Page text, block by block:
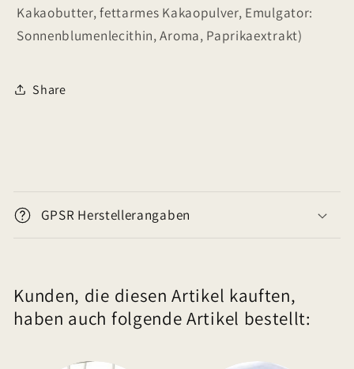
Kakaobutter, fettarmes Kakaopulver, Emulgator:
Sonnenblumenlecithin, Aroma, Paprikaextrakt)
Share
n
a
p
GPSR Herstellerangaben
Kunden, die diesen Artikel kauften,
haben auch folgende Artikel bestellt: